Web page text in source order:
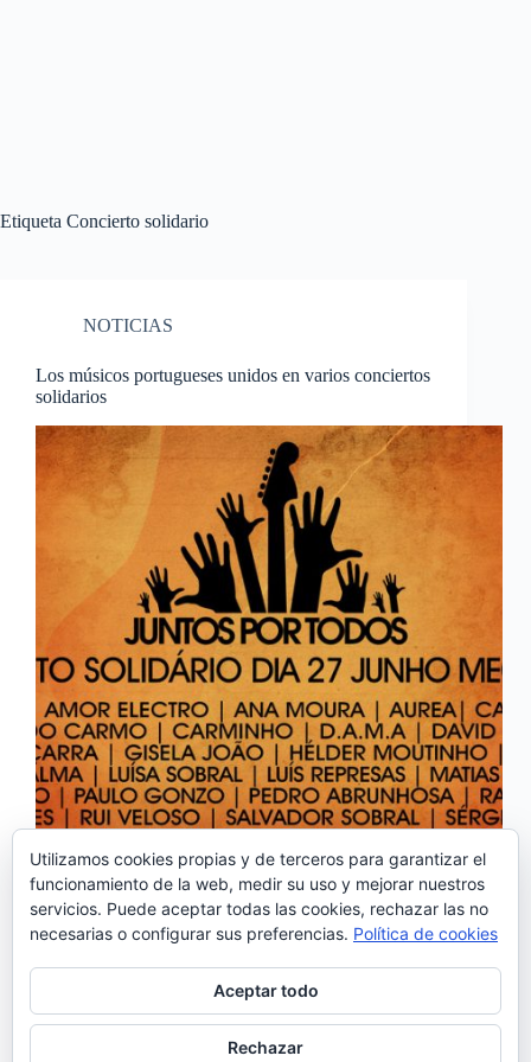
Etiqueta Concierto solidario
NOTICIAS
Los músicos portugueses unidos en varios conciertos
solidarios
Los músicos portugueses se unen para ayudar a las
víctimas de los terribles incendios de Pedrógão
Grande y zonas limítrofes actuando gratis en varios
conciertos solidarios. Desde que se desencadenó el
terrible incendio, varias han sido las iniciativas en
el…
Noemí Sánchez
24/06/2017
Utilizamos cookies propias y de terceros para garantizar el
funcionamiento de la web, medir su uso y mejorar nuestros
servicios. Puede aceptar todas las cookies, rechazar las no
necesarias o configurar sus preferencias. Política de cookies
Aceptar todo
Rechazar